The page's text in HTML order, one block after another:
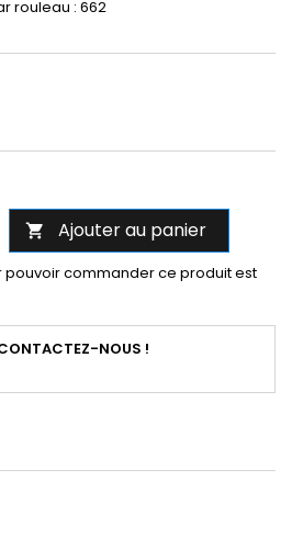
rouleau : 662
 Ajouter au panier
pouvoir commander ce produit est
NOUS !